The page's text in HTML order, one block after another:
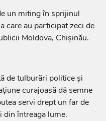
un miting în sprijinul
care au participat zeci de
Moldova, Chișinău.
de tulburări politice și
curajoasă dă semne
servi drept un far de
din întreaga lume.